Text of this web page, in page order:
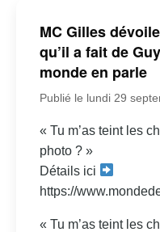
MC Gilles
qu’il a fait de
monde en parle
Publié le lundi 29
« Tu m’as teint les
photo ? »
Détails ici
https://
« Tu m’as teint les